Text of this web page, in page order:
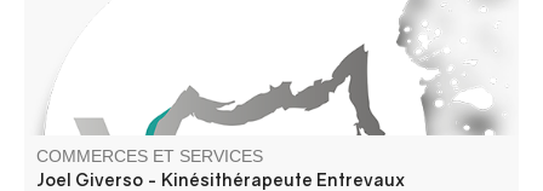
COMMERCES ET SERVICES
Joel Giverso - Kinésithérapeute Entrevaux